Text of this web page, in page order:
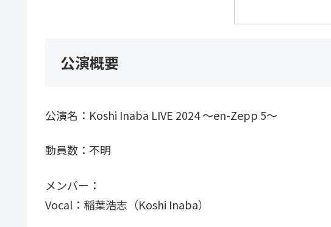
公演概要
公演名：Koshi Inaba LIVE 2024 〜en-Zepp 5〜
動員数：不明
メンバー：
Vocal：稲葉浩志（Koshi Inaba）